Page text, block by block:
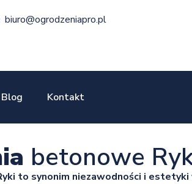
biuro@ogrodzeniapro.pl
Blog Kontakt
betonowe
to synonim niezawodności i estetyki